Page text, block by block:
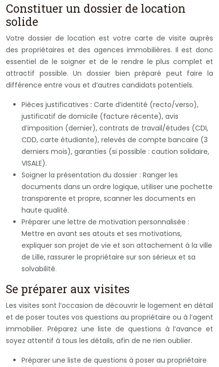
Constituer un dossier de location
solide
Votre dossier de location est votre carte de visite auprès
des propriétaires et des agences immobilières. Il est donc
essentiel de le soigner et de le rendre le plus complet et
attractif possible. Un dossier bien préparé peut faire la
différence entre vous et d’autres candidats potentiels.
Pièces justificatives : Carte d’identité (recto/verso),
justificatif de domicile (facture récente), avis
d’imposition (dernier), contrats de travail/études (CDI,
CDD, carte étudiante), relevés de compte bancaire (3
derniers mois), garanties (si possible : caution solidaire,
VISALE).
Soigner la présentation du dossier : Ranger les
documents dans un ordre logique, utiliser une pochette
transparente et propre, scanner les documents en
haute qualité.
Préparer une lettre de motivation personnalisée :
Mettre en avant ses atouts et ses motivations,
expliquer son projet de vie et son attachement à la ville
de Lille, rassurer le propriétaire sur son sérieux et sa
solvabilité.
Se préparer aux visites
Les visites sont l’occasion de découvrir le logement en détail
et de poser toutes vos questions au propriétaire ou à l’agent
immobilier. Préparez une liste de questions à l’avance et
soyez attentif à tous les détails, afin de ne rien oublier.
Préparer une liste de questions à poser au propriétaire